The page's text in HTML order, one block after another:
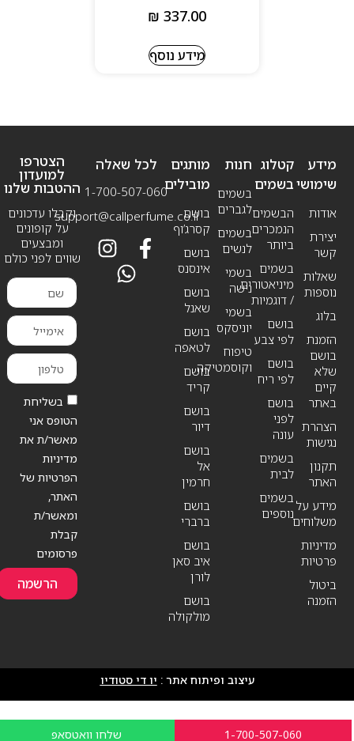
₪ 337.00
מידע נוסף
מידע
שימושי
אודות
יצירת
קשר
שאלות
נוספות
בלוג
הזמנת
בושם
שלא
קיים
באתר
הצהרת
נגישות
תקנון
האתר
מידע על
משלוחים
מדיניות
פרטיות
ביטול
הזמנה
חנות
בשמים
לגברים
בשמים
לנשים
בשמי
נישה
בשמי
יוניסקס
טיפוח
וקוסמטיקה
קטלוג
בשמים
הבשמים
הנמכרים
ביותר
בשמים
מיניאטורים
/ דוגמיות
בושם
לפי צבע
בושם
לפי ריח
בושם
לפני
עונה
בשמים
לבית
בשמים
נוספים
מותגים
מובילים
בושם
קסרג’וף
בושם
אינסנס
בושם
שאנל
בושם
לטאפה
בושם
קריד
בושם
דיור
בושם
אל
חרמין
בושם
ברברי
בושם
איב סאן
לורן
בושם
מולקולה
לכל שאלה
1-700-507-060
support@callperfume.co.il
הצטרפו
למועדון
ההטבות שלנו
וקבלו עדכונים
על קופונים
ומבצעים
שווים לפני כולם
בשליחת
הטופס אני
מאשר/ת את
מדיניות
הפרטיות של
האתר,
ומאשר/ת
קבלת
פרסומים
הרשמה
עיצוב ופיתוח אתר : יו די סטודיו
1-700-507-060 שלחו וואטסאפ